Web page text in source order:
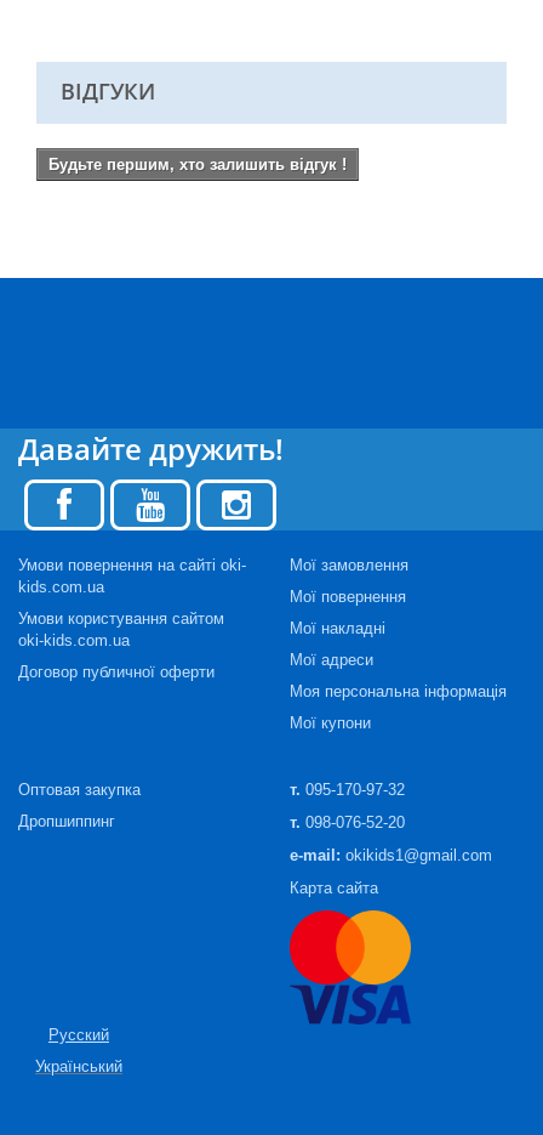
ВІДГУКИ
Будьте першим, хто залишить відгук !
Давайте дружить!
Умови повернення на сайті oki-
kids.com.ua
Умови користування сайтом
oki-kids.com.ua
Договор публичної оферти
Мої замовлення
Мої повернення
Мої накладні
Мої адреси
Моя персональна інформація
Мої купони
Оптовая закупка
Дропшиппинг
т. 095-170-97-32
т. 098-076-52-20
e-mail: okikids1@gmail.com
Карта сайта
Русский
Український